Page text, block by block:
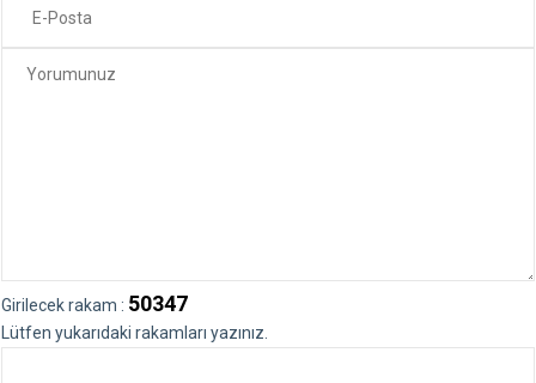
Girilecek rakam : 50347
Lütfen yukarıdaki rakamları yazınız.